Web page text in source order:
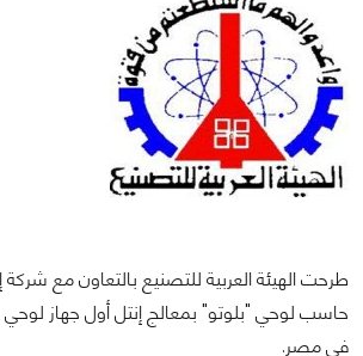
طرحت الهيئة العربية للتصنيع بالتعاون مع شركة
حاسب لوحي "بلوتو" بمعالج إنتل أول جهاز
في مصر.